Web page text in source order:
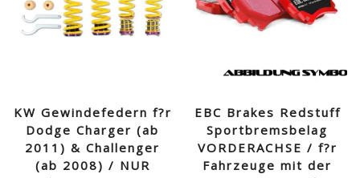
KW Gewindefedern f?r
Dodge Charger (ab
2011) & Challenger
(ab 2008) / NUR
EBC Brakes Redstuff
Sportbremsbelag
VORDERACHSE / f?r
Fahrzeuge mit der